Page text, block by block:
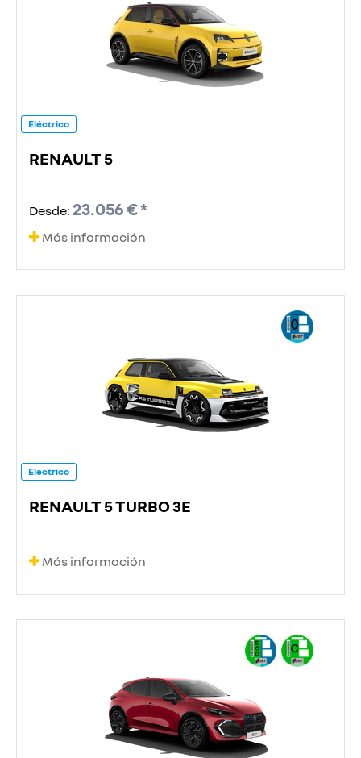
Eléctrico
RENAULT 5
Desde: 23.056 € *
Más información
Eléctrico
RENAULT 5 TURBO 3E
Más información